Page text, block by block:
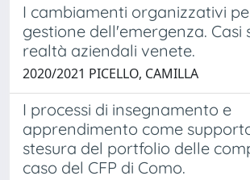
I cambiamenti organizzativi
gestione dell'emergenza. Casi
realtà aziendali venete.
2020/2021 PICELLO, CAMILLA
I processi di insegnamento e
apprendimento come
stesura del portfolio delle
caso del CFP di Como.